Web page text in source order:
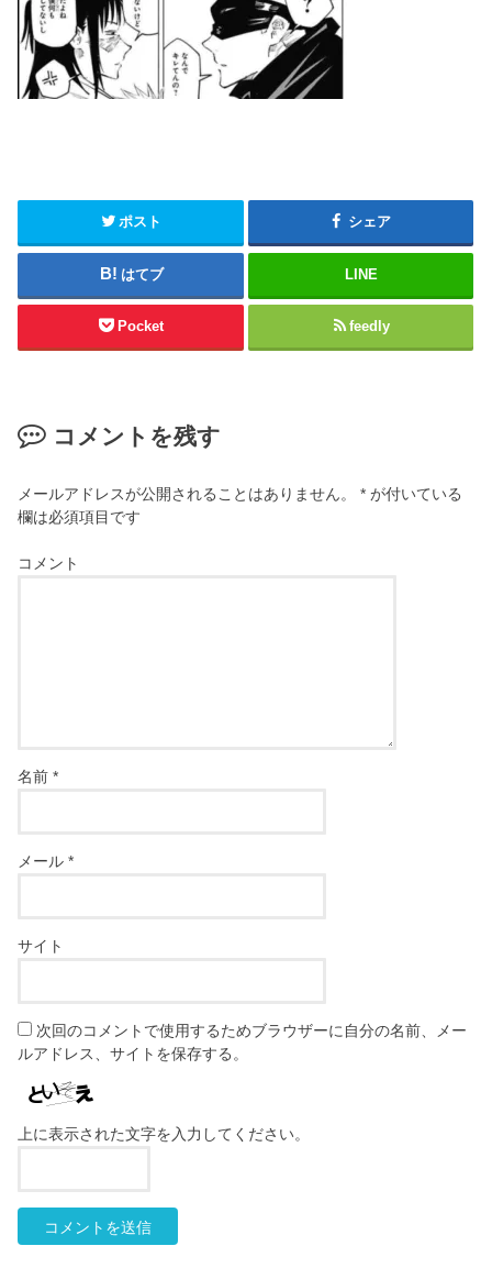
ポスト シェア
はてブ LINE
Pocket feedly
コメントを残す
メールアドレスが公開されることはありません。 * が付いている
欄は必須項目です
コメント
名前*
メール*
サイト
次回のコメントで使用するためブラウザーに自分の名前、メー
ルアドレス、サイトを保存する。
上に表示された文字を入力してください。